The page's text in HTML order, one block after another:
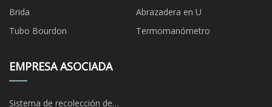
manómetros
Brida
Abrazadera en U
Tubo Bourdon
Termomanómetro
EMPRESA ASOCIADA
Sistema de recolección de